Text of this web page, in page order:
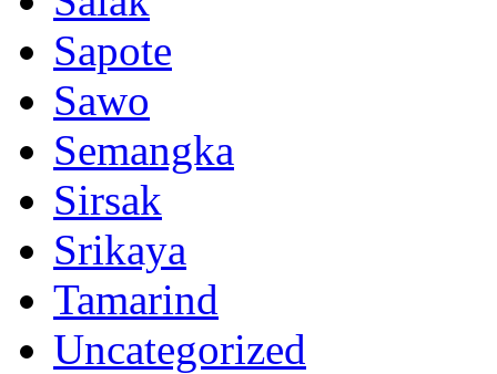
Sapote
Sawo
Semangka
Sirsak
Srikaya
Tamarind
Uncategorized